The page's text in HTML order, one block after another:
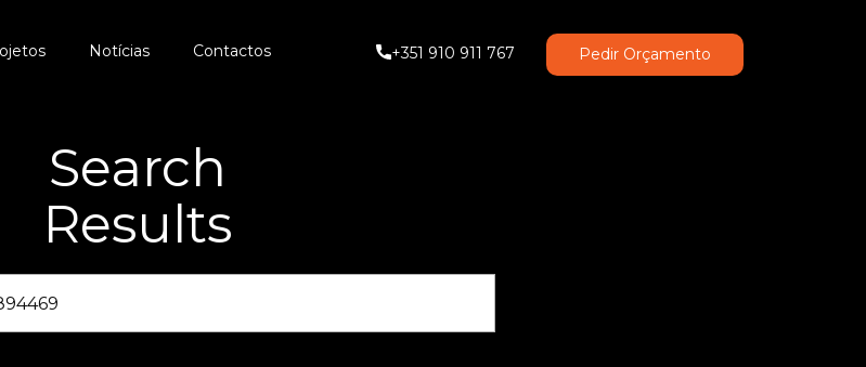
Notícias Contactos Pedir Orçamento
+351 910 911 767
Search
Results